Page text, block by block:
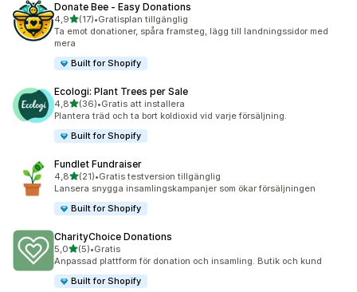
Donate Bee ‑ Easy Donations
4,9av 5 stjärnor
(17)
17 recensioner totalt
•Gratisplan tillgänglig
Ta emot donationer, spåra framsteg, lägg till landningssidor med
mera
Built for Shopify
Ecologi: Plant Trees per Sale
4,8av 5 stjärnor
(36)
36 recensioner totalt
•Gratis att installera
Plantera träd och ta bort koldioxid vid varje försäljning.
Built for Shopify
Fundlet Fundraiser
4,8av 5 stjärnor
(21)
21 recensioner totalt
•Gratis testversion tillgänglig
Lansera snygga insamlingskampanjer som ökar försäljningen
Built for Shopify
CharityChoice Donations
5,0av 5 stjärnor
(5)
5 recensioner totalt
•Gratis
Anpassad plattform för donation och insamling. Butik och kund
Built for Shopify